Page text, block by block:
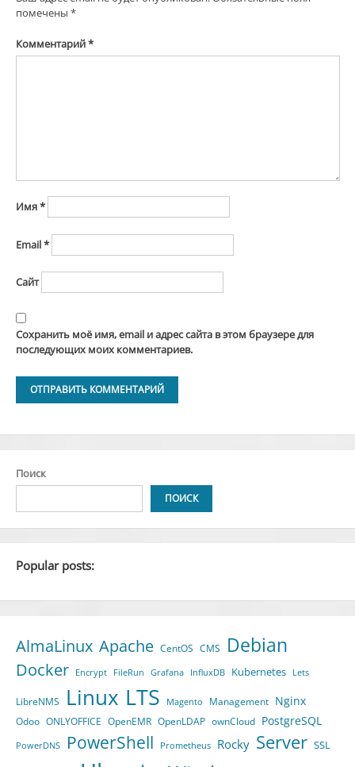
помечены *
Комментарий*
Имя*
Email*
Сайт
Сохранить моё имя, email и адрес сайта в этом браузере для
последующих моих комментариев.
Поиск
ПОИСК
Popular posts:
AlmaLinux Apache CentOS CMS Debian
Docker Encrypt FileRun Grafana InfluxDB Kubernetes Lets
LibreNMS Linux LTS Magento Management Nginx
Odoo ONLYOFFICE OpenEMR OpenLDAP ownCloud PostgreSQL
PowerDNS PowerShell Prometheus Rocky Server SSL